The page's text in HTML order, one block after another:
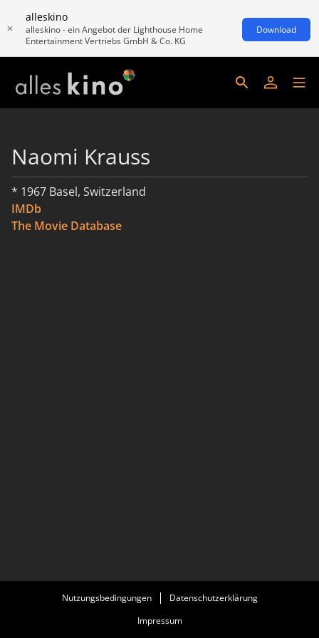
alleskino
alleskino - ein Angebot der Lighthouse Home
Entertainment Vertriebs GmbH & Co. KG
Download
Naomi Krauss
* 1967 Basel, Switzerland
IMDb
The Movie Database
Nutzungsbedingungen
Datenschutzerklärung
Impressum